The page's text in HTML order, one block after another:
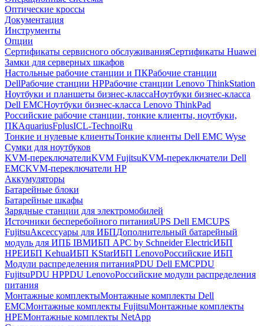
Оптические кроссы
Документация
Инструменты
Опции
Сертификаты сервисного обслуживанияСертификаты Huawei
Замки для серверных шкафов
Настольные рабочие станции и ПКРабочие станции
DellРабочие станции HPРабочие станции Lenovo ThinkStation
Ноутбуки и планшеты бизнес-классаНоутбуки бизнес-класса
Dell EMCНоутбуки бизнес-класса Lenovo ThinkPad
Российские рабочие станции, тонкие клиенты, ноутбуки,
ПКAquariusFplusICL-TechnoiRu
Тонкие и нулевые клиентыТонкие клиенты Dell EMC Wyse
Сумки для ноутбуков
KVM-переключателиKVM FujitsuKVM-переключатели Dell
EMCKVM-переключатели HP
Аккумуляторы
Батарейные блоки
Батарейные шкафы
Зарядные станции для электромобилей
Источники бесперебойного питанияUPS Dell EMCUPS
FujitsuАксессуары для ИБПДополнительный батарейный
модуль для ИПБ IBMИБП APC by Schneider ElectricИБП
HPEИБП KehuaИБП KStarИБП LenovoРоссийские ИБП
Модули распределения питанияPDU Dell EMCPDU
FujitsuPDU HPPDU LenovoРоссийские модули распределения
питания
Монтажные комплектыМонтажные комплекты Dell
EMCМонтажные комплекты FujitsuМонтажные комплекты
HPEМонтажные комплекты NetApp